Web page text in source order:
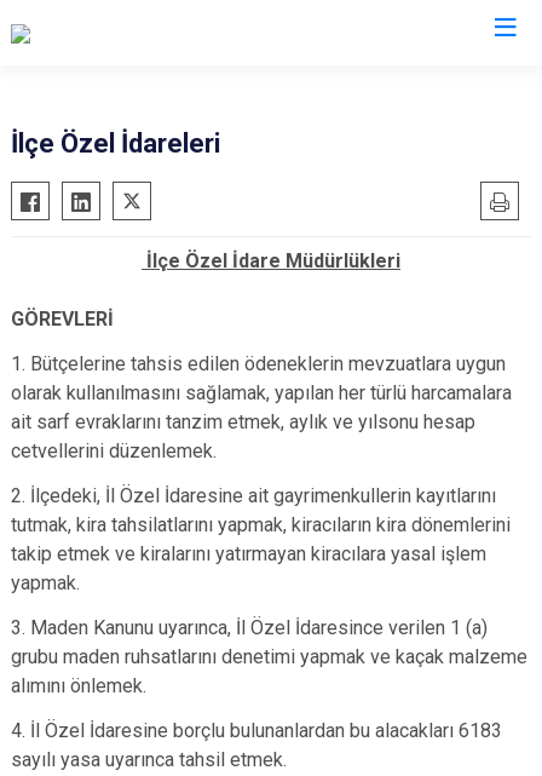
İlçe Özel İdareleri
İlçe Özel İdare Müdürlükleri
GÖREVLERİ
1. Bütçelerine tahsis edilen ödeneklerin mevzuatlara uygun
olarak kullanılmasını sağlamak, yapılan her türlü harcamalara
ait sarf evraklarını tanzim etmek, aylık ve yılsonu hesap
cetvellerini düzenlemek.
2. İlçedeki, İl Özel İdaresine ait gayrimenkullerin kayıtlarını
tutmak, kira tahsilatlarını yapmak, kiracıların kira dönemlerini
takip etmek ve kiralarını yatırmayan kiracılara yasal işlem
yapmak.
3. Maden Kanunu uyarınca, İl Özel İdaresince verilen 1 (a)
grubu maden ruhsatlarını denetimi yapmak ve kaçak malzeme
alımını önlemek.
4. İl Özel İdaresine borçlu bulunanlardan bu alacakları 6183
sayılı yasa uyarınca tahsil etmek.